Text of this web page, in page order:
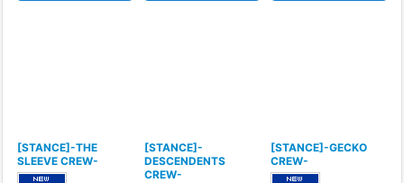
[STANCE]-THE
SLEEVE CREW-
[STANCE]-
DESCENDENTS
CREW-
[STANCE]-GECKO
CREW-